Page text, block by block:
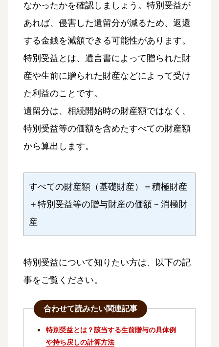
なかったかを確認しましょう。特別受益が
あれば、侵害した遺留分が減るため、返還
する金銭を減額できる可能性があります。
特別受益とは、遺言書によって贈られた財
産や生前に贈られた財産などによって受け
た利益のことです。
遺留分は、相続開始時の財産額ではなく、
特別受益等の価額を含めたすべての財産額
から算出します。
すべての財産額（基礎財産）＝積極財産
＋特別受益等の贈与財産の価額－消極財
産
特別受益について知りたい方は、以下の記
事をご覧ください。
合わせて読みたい関連記事
特別受益とは？該当する生前贈与の具体例
や持ち戻しの計算方法